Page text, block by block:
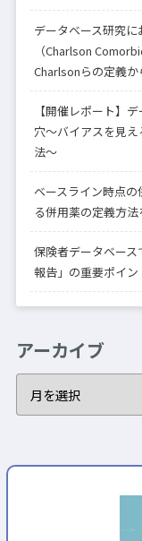
データベース研究
（Charlson
Charlsonらの定義
【開催レポート】
穴〜バイアスを見
法〜
ベースライン時点
る併用薬の定義方法
保険者データベース
報告」の重要ポイ
アーカイブ